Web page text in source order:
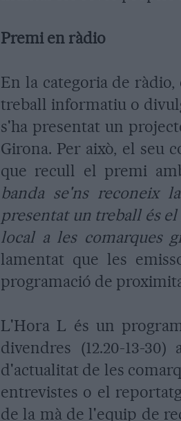
Premi en ràdio
En la categoria de
treball informatiu o
s'ha presentat un
Girona. Per això, el seu
que recull el premi
banda se'ns reconeix
presentat un treball és
local a les comarques
lamentat que les
programació de
L'Hora L és un
divendres (12.20-13-
d'actualitat de les
entrevistes o el
de la mà de l'equip de